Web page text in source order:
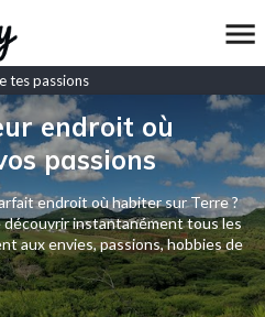
passions
endroit où
passions
endroit où habiter sur Terre ?
découvrir instantanément tous les
aux envies, passions, hobbies de